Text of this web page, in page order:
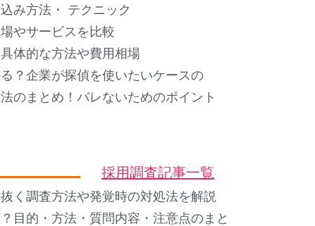
み方法・ テクニック
やサービスを比較
体的な方法や費用相場
？企業が探偵を使いたいケースの
のまとめ！バレないためのポイント
採用調査記事一覧
く調査方法や発覚時の対処法を解説
目的・方法・質問内容・注意点のまと